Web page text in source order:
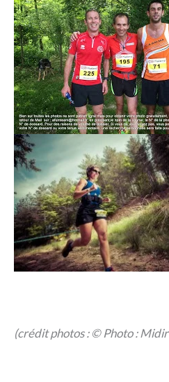
(crédit photos : © Photo :